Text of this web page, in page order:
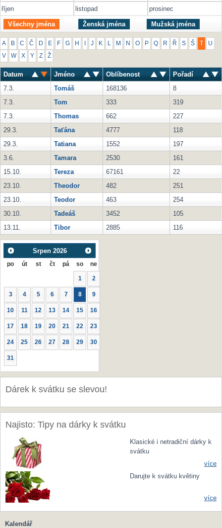
říjen
listopad prosinec
Všechny jména Ženská jména Mužská jména
A B C Č D E F G H J K M N O P Q R Ř S Š U
V W X Y Z Ž
Datum Jméno Oblíbenost
Pořadí
7.3.
Tomáš 168136
8
7.3.
Tom 333
319
7.3.
Thomas 662
227
29.3.
Taťána 4777
118
29.3.
Tatiana 1552
197
3.6.
Tamara 2530
161
15.10.
Tereza 67161
22
23.10.
Theodor 482
251
23.10.
Teodor 463
254
30.10.
Tadeáš 3452
105
13.11.
Tibor 2885 116
Srpen 2026
po út st čt pá so ne
1 2
3 4 5 6 7 8 9
10 11 12 13 14 15 16
17 18 19 20 21 22 23
24 25 26 27 28 29 30
31
Dárek k svátku se slevou!
Najisto: Tipy na dárky k svátku
Klasické i netradiční dárky k
svátku
více
Darujte k svátku květiny
více
Kalendář